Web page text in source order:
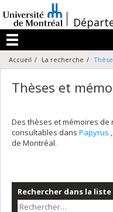
au
contenu
/
Menu
Accueil La recherche
Thèses et
Des thèses et mémoires
consultables dans Papyrus
de Montréal.
Rechercher dans la liste